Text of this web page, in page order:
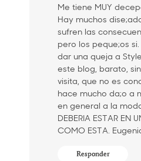
Me tiene MUY
Hay muchos
sufren las
pero los peque;os
dar una queja a
este blog, barato,
visita, que no es
hace mucho da;o a
en general a la
DEBERIA ESTAR EN
COMO ESTA.
Responder